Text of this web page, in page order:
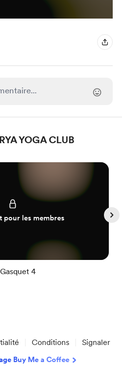
YOGA CLUB
pour les membres
4
Conditions Signaler
Buy Me a Coffee